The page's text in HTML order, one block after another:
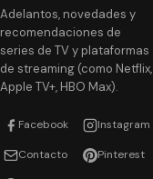
Adelantos, novedades y
recomendaciones de
series de TV y plataformas
de streaming (como Netflix,
Apple TV+, HBO Max).
Facebook Instagram
Contacto Pinterest